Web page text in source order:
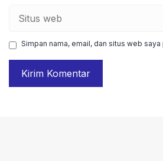
Simpan nama, email, dan situs web